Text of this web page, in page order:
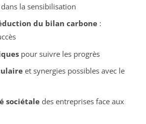
dans la sensibilisation
du bilan carbone:
pour suivre les progrès
et synergies possibles avec le
sociétaledes entreprises face aux